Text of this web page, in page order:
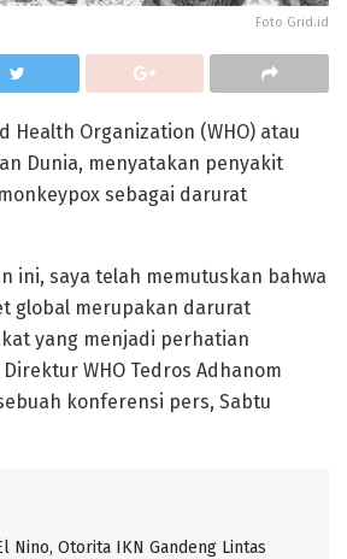
Foto Grid.id
Health Organization (WHO) atau
Dunia, menyatakan penyakit
sebagai darurat
ini, saya telah memutuskan bahwa
global merupakan darurat
yang menjadi perhatian
WHO Tedros Adhanom
konferensi pers, Sabtu
Nino, Otorita IKN Gandeng Lintas